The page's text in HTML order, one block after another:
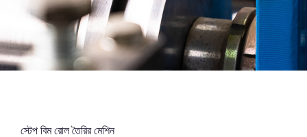
স্টেপ বিম রোল তৈরির মেশিন